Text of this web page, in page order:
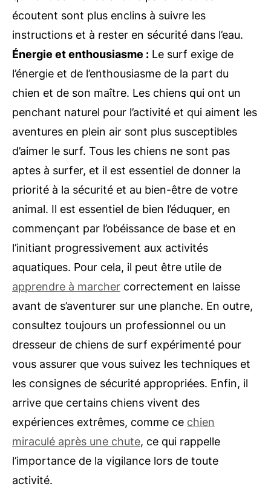
écoutent sont plus enclins à suivre les
instructions et à rester en sécurité dans l’eau.
Énergie et enthousiasme : Le surf exige de
l’énergie et de l’enthousiasme de la part du
chien et de son maître. Les chiens qui ont un
penchant naturel pour l’activité et qui aiment les
aventures en plein air sont plus susceptibles
d’aimer le surf. Tous les chiens ne sont pas
aptes à surfer, et il est essentiel de donner la
priorité à la sécurité et au bien-être de votre
animal. Il est essentiel de bien l’éduquer, en
commençant par l’obéissance de base et en
l’initiant progressivement aux activités
aquatiques. Pour cela, il peut être utile de
apprendre à marcher correctement en laisse
avant de s’aventurer sur une planche. En outre,
consultez toujours un professionnel ou un
dresseur de chiens de surf expérimenté pour
vous assurer que vous suivez les techniques et
les consignes de sécurité appropriées. Enfin, il
arrive que certains chiens vivent des
expériences extrêmes, comme ce chien
miraculé après une chute, ce qui rappelle
l’importance de la vigilance lors de toute
activité.